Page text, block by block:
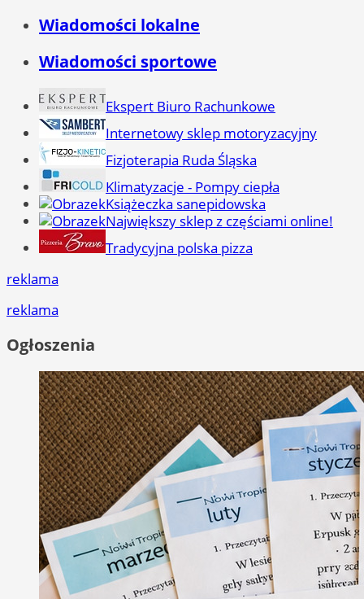
Wiadomości lokalne
Wiadomości sportowe
Ekspert Biuro Rachunkowe
Internetowy sklep motoryzacyjny
Fizjoterapia Ruda Śląska
Klimatyzacje - Pompy ciepła
Książeczka sanepidowska
Największy sklep z częściami online!
Tradycyjna polska pizza
reklama
reklama
Ogłoszenia